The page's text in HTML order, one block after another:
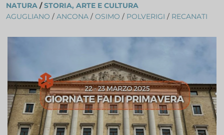
NATURA /STORIA, ARTE E CULTURA
AGUGLIANO / ANCONA / OSIMO / POLVERIGI / RECANATI